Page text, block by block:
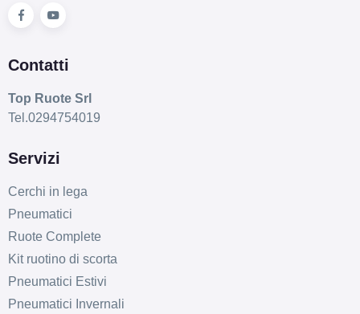
Contatti
Top Ruote Srl
Tel.0294754019
Servizi
Cerchi in lega
Pneumatici
Ruote Complete
Kit ruotino di scorta
Pneumatici Estivi
Pneumatici Invernali